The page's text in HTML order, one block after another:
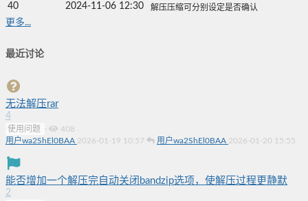
40 2024-11-06 12:30 解压压缩可分别设定是否确认
更多...
最近讨论
无法解压rar
4
使用问题 ·
408
用户wa2ShEl0BAA 2026-01-19 10:57 用户wa2ShEl0BAA 2026-01-20 15:55
能否增加一个解压完自动关闭bandzip选项，使解压过程更静默
2